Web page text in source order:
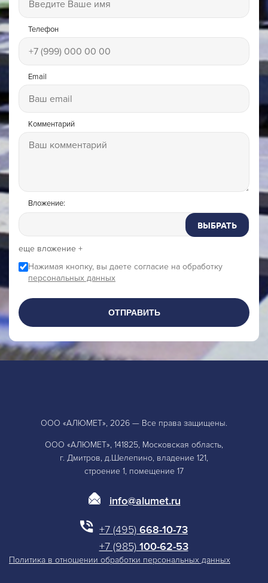
Телефон
Email
Комментарий
Вложение:
ВЫБРАТЬ
еще вложение +
Нажимая кнопку, вы даете согласие на обработку
персональных данных
ОТПРАВИТЬ
ООО «АЛЮМЕТ», 2026 — Все права защищены.
ООО «АЛЮМЕТ», 141825, Московская область,
г. Дмитров, д.Шелепино, владение 121,
строение 1, помещение 17
info@alumet.ru
+7 (495) 668-10-73
+7 (985)100-62-53
Политика в отношении обработки персональных данных